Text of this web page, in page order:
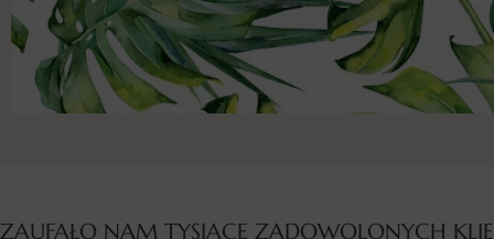
ZAUFAŁO NAM TYSIĄCE ZADOWOLONYCH